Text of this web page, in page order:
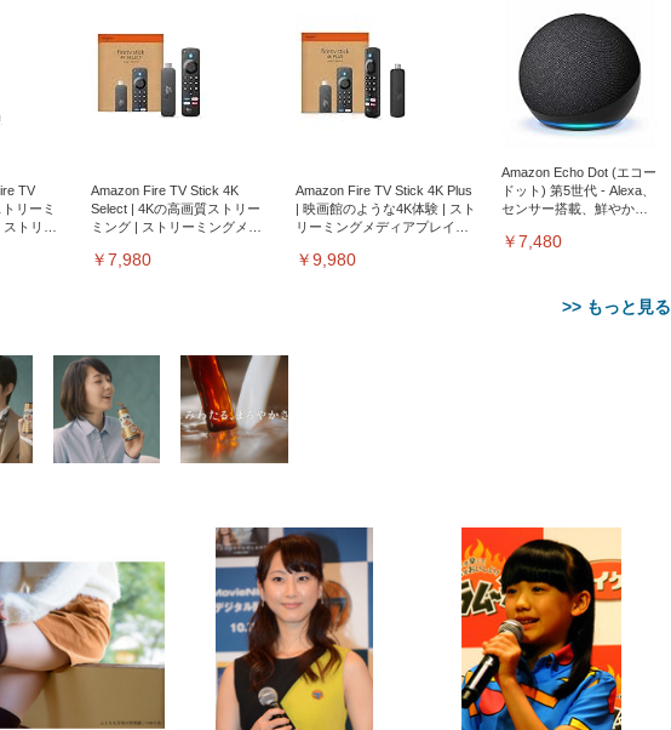
TV
リーミ
トリー
Amazon Fire TV Stick 4K
Select | 4Kの高画質ストリー
ミング | ストリーミングメデ
￥7,980
Amazon Fire TV Stick 4K Plus
| 映画館のような4K体験 | スト
リーミングメディアプレイヤ
￥9,980
Amazon Echo Dot (エコー
ドット) 第5世代 - Alexa、
センサー搭載、鮮やかな
￥7,480
>> もっと見る
シュチェ
ブラッ
Sezlife オフィスチェア デスク
チェア 疲れない テレワーク
チェア 強化バックレスト 30
度ロッキング機能 人間工学 椅
子 腰サポート 90度跳ね上げ
式アームレスト 3Dヘッドレス
ト ハンガー付き 高反発クッシ
ョン PCチェア 通気性メッシ
ュ ゲーミング/勉強/事務用 お
しゃれ パソコンチェア (ブラ
￥7,680
Sezlife オフィスチェア デスク
チェア 疲れない テレワーク
チェア 強化バックレスト 30度
ロッキング機能 人間工学 椅子
腰サポート 90度跳ね上げ式ア
ームレスト 3Dヘッドレスト
ハンガー付き 高反発クッショ
ン PCチェア 通気性メッシュ
ゲーミング/勉強/事務用 おし
ゃれ パソコンチェア (ホワイ
￥7,680
ア デスクチェア 肘なし メ
ッシュ 通気性 ランバーサ
ポート付き 腰サポート ガ
ス圧無段階昇降 360度回
転 キャスター付き コンパ
クト 幅52×奥行58.5×高さ
84～96cm テレワーク 在
宅勤務 ブラック
￥4,139
ホワイ
【純正品】27"ゲーミングモ
ニター DualSense 充電フッ
ク付き（CFI-ZDM1J）
￥49,979
【整備済み品】Dell
E2724HS 27インチ 液晶モ
ニター フル
HD（1920×1080）VA 非光
沢 HDMI/DisplayPort/VGA
スピーカー内蔵 高さ調整 ス
イベル VESA対応
ComfortView ビジネス向け
￥15,800
【MiniLED/24.5inch/280Hz/FHD】
GRAPHT THE SHOOTER
Gaming Monitor 24” Essential ゲ
ーミングモニター QD 24.5インチ
1ms FHD 量子ドット 残像低減 (3
年保証 | 輝点保証 | 日本メーカー)
￥34,980
枚x2袋(84
:ライトブ
ネオ・ルーライフ ネオ・オム
ツ L 中型犬用 26枚入り 単品
￥1,800
Smart Basic(スマートベーシ
ック) 【Amazon.co.jp限定】
Smart Basic アイリスオーヤマ
ペットシーツ 超厚型 お徳用
ワイド 100枚入 (x 1) (ケース
販売)
￥3,670
アイリスオーヤマ ペット
シーツ 超厚型 お徳用 レギ
ュラー 200枚入
【Amazon.co.jp限定】
￥3,731